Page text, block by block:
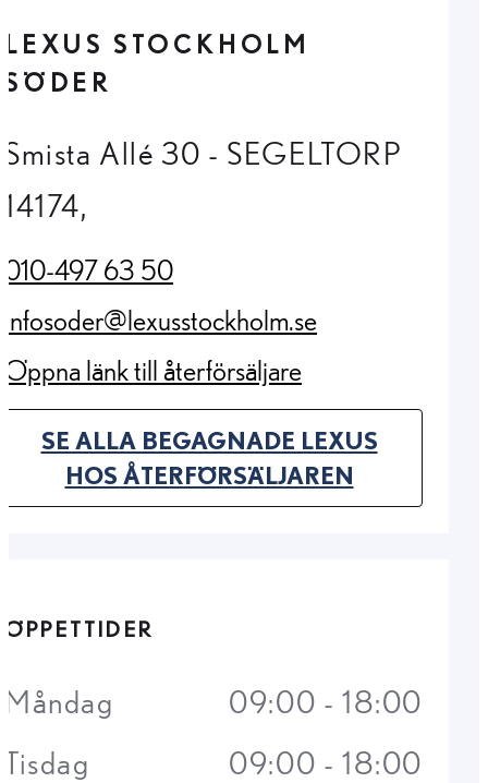
LEXUS STOCKHOLM
SÖDER
Smista Allé 30 - SEGELTORP
14174,
010-497 63 50
(Opens in new tab)
infosoder@lexusstockholm.se
(Opens in new tab)
Öppna länk till återförsäljare
(Opens in new tab)
SE ALLA BEGAGNADE LEXUS
HOS ÅTERFÖRSÄLJAREN
(OPENS IN NEW TAB)
ÖPPETTIDER
Måndag
09:00 - 18:00
Tisdag
09:00 - 18:00